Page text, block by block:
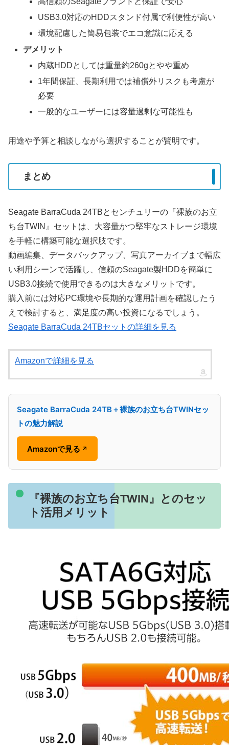
USB3.0対応のHDDスタンド付属で利便性が高い
環境配慮した簡易包装でエコ意識に応える
デメリット
内蔵HDDとしては重量約260gとやや重め
1年間保証、長期利用では補償外リスクも考慮が
必要
一般的なユーザーには容量過剰な可能性も
用途や予算と相談しながら選択することが賢明です。
まとめ
Seagate BarraCuda 24TBとセンチュリーの『裸族のお立
ち台TWIN』セットは、大容量かつ堅牢なストレージ環境
を手軽に構築可能な選択肢です。
動画編集、データバックアップ、写真アーカイブまで幅広
い利用シーンで活躍し、信頼のSeagate製HDDを簡単に
USB3.0接続で使用できるのは大きなメリットです。
購入前には対応PC環境や長期的な運用計画を確認したう
えで検討すると、満足度の高い投資になるでしょう。
Seagate BarraCuda 24TBセットの詳細を見る
Amazonで詳細を見る
Seagate BarraCuda 24TB＋裸族のお立ち台TWINセッ
トの魅力解説
Amazonで見る ↗
『裸族のお立ち台TWIN』とのセッ
ト活用メリット